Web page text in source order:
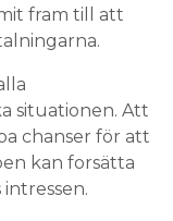
fram till att
situationen. Att
chanser för att
kan forsätta